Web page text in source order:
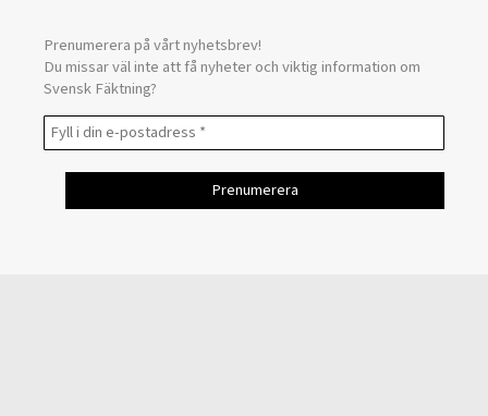
Prenumerera på vårt nyhetsbrev!
Du missar väl inte att få nyheter och viktig information om
Svensk Fäktning?